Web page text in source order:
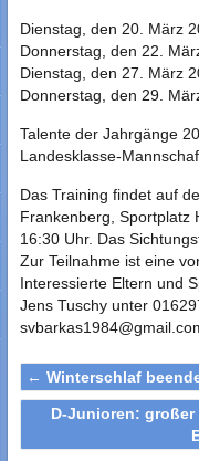
Dienstag, den 20. März
Donnerstag, den 22.
Dienstag, den 27. März
Donnerstag, den 29.
Talente der Jahrgänge
Landesklasse-
Das Training findet auf
Frankenberg, Sportplatz
16:30 Uhr. Das
Zur Teilnahme ist eine
Interessierte Eltern und
Jens Tuschy unter
← Winterschlaf
D-Junioren: großer